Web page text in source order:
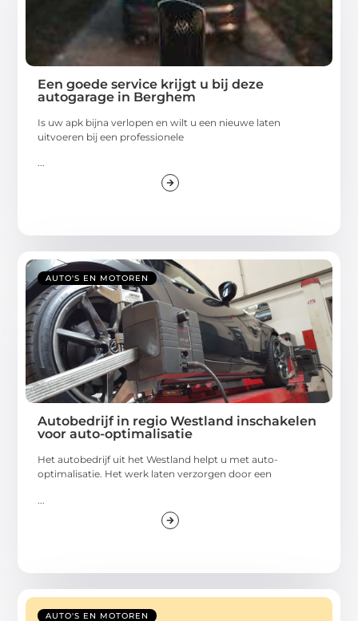
Een goede service krijgt u bij deze
autogarage in Berghem
Is uw apk bijna verlopen en wilt u een nieuwe laten
uitvoeren bij een professionele
...
AUTO'S EN MOTOREN
Autobedrijf in regio Westland inschakelen
voor auto-optimalisatie
Het autobedrijf uit het Westland helpt u met auto-
optimalisatie. Het werk laten verzorgen door een
AUTO'S EN MOTOREN